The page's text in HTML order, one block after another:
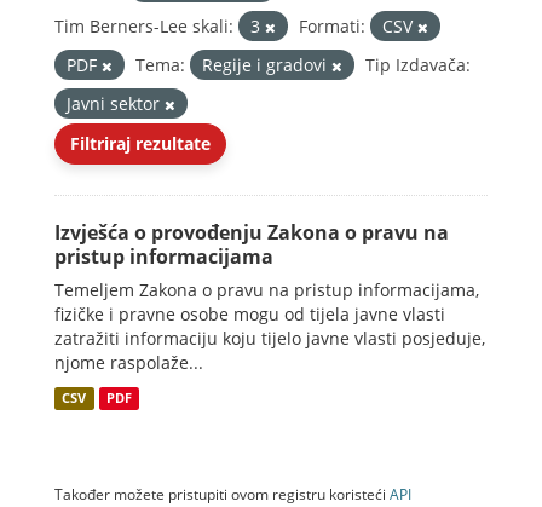
Tim Berners-Lee skali:
3 Formati:
CSV
PDF
Tema: Regije i gradovi
Tip Izdavača:
Javni sektor
Filtriraj rezultate
Izvješća o provođenju Zakona o pravu na
pristup informacijama
Temeljem Zakona o pravu na pristup informacijama,
fizičke i pravne osobe mogu od tijela javne vlasti
zatražiti informaciju koju tijelo javne vlasti posjeduje,
njome raspolaže...
CSV PDF
Također možete pristupiti ovom registru koristeći API